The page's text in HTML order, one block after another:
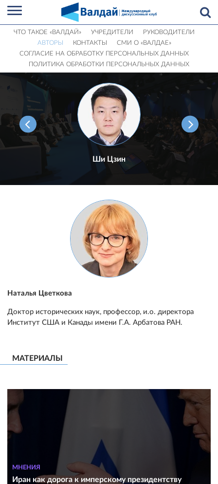
ЧТО ТАКОЕ «ВАЛДАЙ» УЧРЕДИТЕЛИ
РУКОВОДИТЕЛИ
АВТОРЫ
КОНТАКТЫ
СМИ О «ВАЛДАЕ»
СОГЛАСИЕ НА ОБРАБОТКУ ПЕРСОНАЛЬНЫХ ДАННЫХ
ПОЛИТИКА ОБРАБОТКИ ПЕРСОНАЛЬНЫХ ДАННЫХ
Ши Цзин
Наталья Цветкова
Доктор исторических наук, профессор, и.о. директора
Институт США и Канады имени Г.А. Арбатова РАН.
МАТЕРИАЛЫ
МНЕНИЯ
Иран как дорога к имперскому президентству